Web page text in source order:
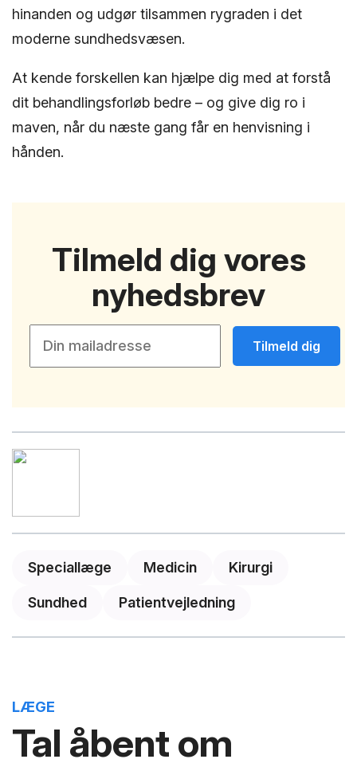
hinanden og udgør tilsammen rygraden i det
moderne sundhedsvæsen.
At kende forskellen kan hjælpe dig med at forstå
dit behandlingsforløb bedre – og give dig ro i
maven, når du næste gang får en henvisning i
hånden.
Speciallæge Medicin Kirurgi
Sundhed Patientvejledning
Tilmeld dig vores
nyhedsbrev
Tilmeld dig
Tal åbent om
LÆGE